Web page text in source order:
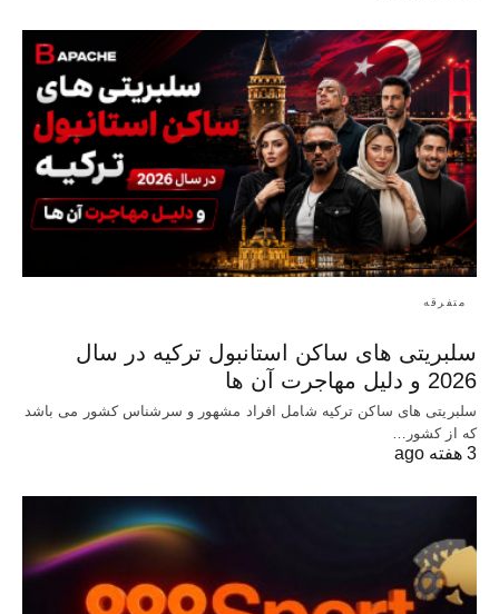
متفرقه
سلبریتی های ساکن استانبول ترکیه در سال
2026 و دلیل مهاجرت آن ها
سلبریتی های ساکن ترکیه شامل افراد مشهور و سرشناس کشور می باشد
که از کشور…
3 هفته ago